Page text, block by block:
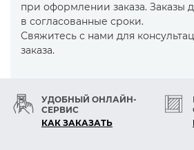
при оформлении заказа. Заказы
в согласованные сроки.
Свяжитесь с нами для
заказа.
УДОБНЫЙ ОНЛАЙН-
СЕРВИС
КАК ЗАКАЗАТЬ